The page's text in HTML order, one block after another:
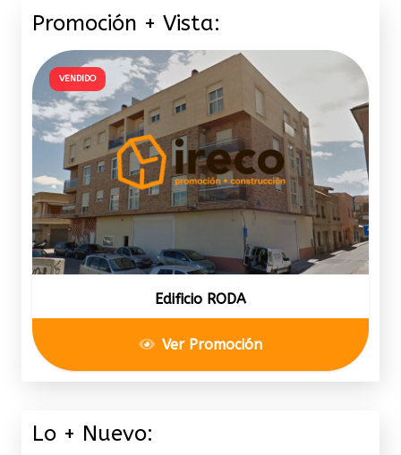
Promoción + Vista:
VENDIDO
Edificio RODA
Ver Promoción
Lo + Nuevo: